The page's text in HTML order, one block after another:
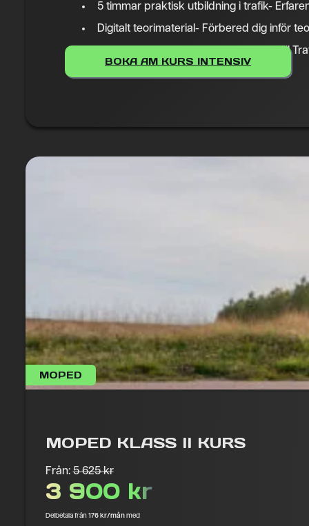
5 timmar praktisk utbildning i trafik-
Digitalt teorimaterial- Förbered dig inför
Kunskapsprov(420kr) betalas direkt till
BOKA AM KURS INTENSIV
MOPED
MOPED KLASS II KURS
Från:5 625 kr
3 900 kr
Delbetala från176 kr/månmed